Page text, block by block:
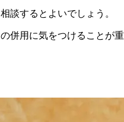
談するとよいでしょう。
併用に気をつけることが重